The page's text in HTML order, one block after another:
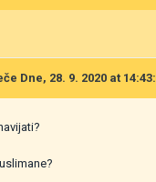
Dne, 28. 9. 2020 at 14:43: